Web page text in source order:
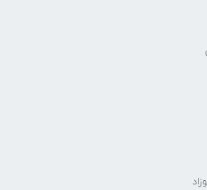
بدون فشار یا محدودیت
سبز، طوسی، گلبهی،